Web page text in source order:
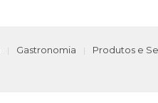
Gastronomia Produtos e